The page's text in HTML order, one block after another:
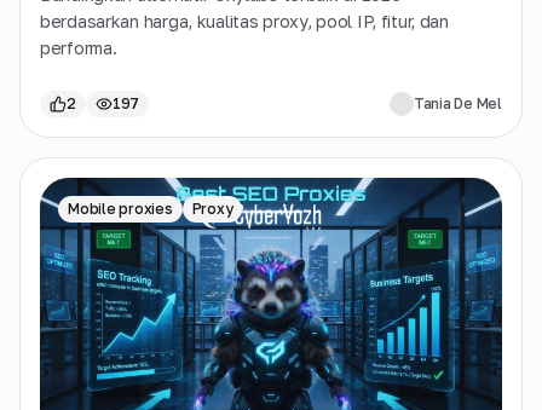
berdasarkan harga, kualitas proxy, pool IP, fitur, dan
performa.
2 197 Tania De Mel
Mobile proxies Proxy